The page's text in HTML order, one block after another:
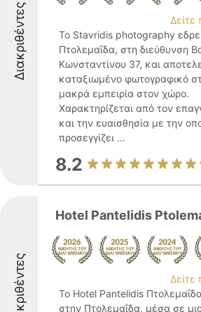
Διακριθέντες
Δείτε
Το Stavridis photography
Πτολεμαΐδα, στη διεύθυνση
Κωνσταντίνου 37, και
καταξιωμένο φωτογραφικό
μακρά εμπειρία στον χώρο.
Χαρακτηρίζεται από τον
και την ευαισθησία με την
προσεγγίζει ...
8.2
Διακριθέντες
Hotel Pantelidis
Δείτε
Το Hotel Pantelidis
στην Πτολεμαΐδα, μέσα σε